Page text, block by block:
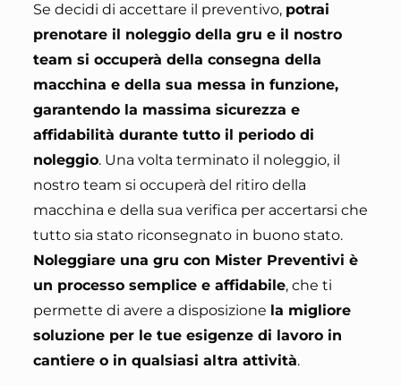
Se decidi di accettare il preventivo, potrai
prenotare il noleggio della gru e il nostro
team si occuperà della consegna della
macchina e della sua messa in funzione,
garantendo la massima sicurezza e
affidabilità durante tutto il periodo di
noleggio. Una volta terminato il noleggio, il
nostro team si occuperà del ritiro della
macchina e della sua verifica per accertarsi che
tutto sia stato riconsegnato in buono stato.
Noleggiare una gru con Mister Preventivi è
un processo semplice e affidabile, che ti
permette di avere a disposizione la migliore
soluzione per le tue esigenze di lavoro in
cantiere o in qualsiasi altra attività.